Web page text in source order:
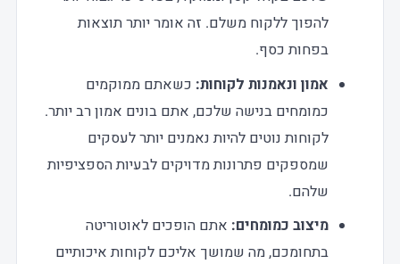
להפוך ללקוח משלם. זה אומר יותר תוצאות
בפחות כסף.
אמון ונאמנות לקוחות: כשאתם ממוקמים
כמומחים בנישה שלכם, אתם בונים אמון רב יותר.
לקוחות נוטים להיות נאמנים יותר לעסקים
שמספקים פתרונות מדויקים לבעיות הספציפיות
שלהם.
מיצוב כמומחים: אתם הופכים לאוטוריטה
בתחומכם, מה שמושך אליכם לקוחות איכותיים